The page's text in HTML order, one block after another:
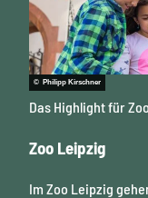
© Philipp Kirschner
Das Highlight für
Zoo Leipzig
Im Zoo Leipzig